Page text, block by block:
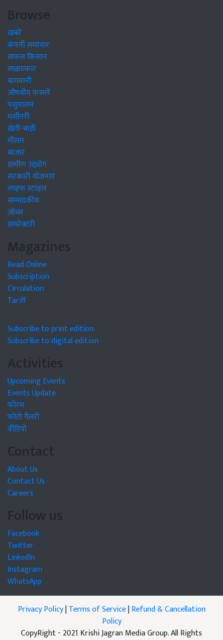
Browse
खबरें
कंपनी समाचार
सफल किसान
साक्षात्कार
बागवानी
औषधीय फसलें
पशुपालन
मशीनरी
खेती-बाड़ी
मौसम
बाजार
ग्रामीण उद्द्योग
सरकारी योजनाएं
लाइफ स्टाइल
सम्पादकीय
जॉब्स
डायरेक्टरी
Magazines
Read Online
Subscription
Circulation
Tariff
Subscribe to print edition
Subscribe to digital edition
Activities
Upcoming Events
Events Update
फोरम
फोटो गैलरी
वीडियो
Contact
About Us
Contact Us
Careers
Follow us
Facebook
Twitter
LinkedIn
Instagram
WhatsApp
Privacy Policy|Terms of Service|Refund & Cancellation
Policy
CopyRight - 2021 Krishi Jagran Media Group. All Rights